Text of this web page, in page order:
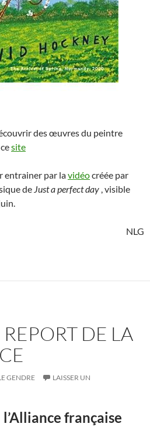
des œuvres du peintre
site
entrainer par lavidéocréée par
de Just a perfect day , visible
NLG
DE LA
GENDRE
LAISSER UN
française